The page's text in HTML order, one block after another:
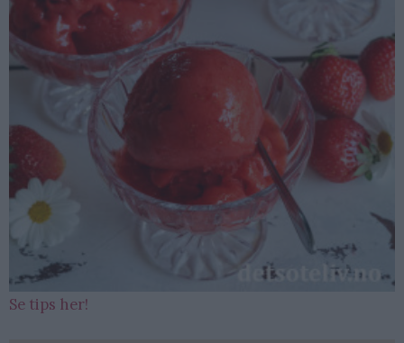
Se tips her!